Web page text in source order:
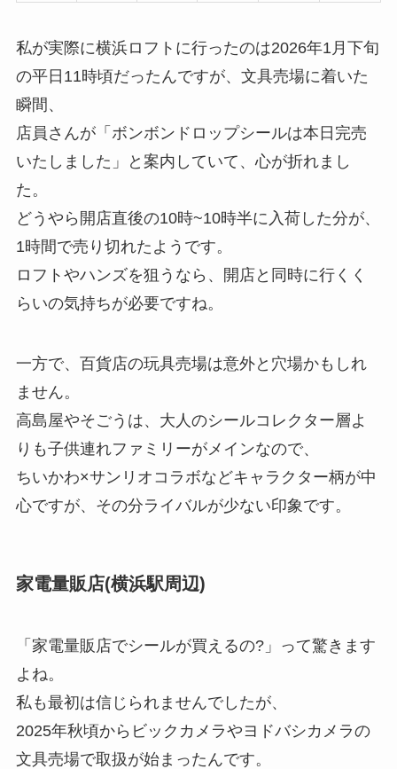
私が実際に横浜ロフトに行ったのは2026年1月下旬
の平日11時頃だったんですが、文具売場に着いた
瞬間、
店員さんが「ボンボンドロップシールは本日完売
いたしました」と案内していて、心が折れまし
た。
どうやら開店直後の10時~10時半に入荷した分が、
1時間で売り切れたようです。
ロフトやハンズを狙うなら、開店と同時に行くく
らいの気持ちが必要ですね。
一方で、百貨店の玩具売場は意外と穴場かもしれ
ません。
高島屋やそごうは、大人のシールコレクター層よ
りも子供連れファミリーがメインなので、
ちいかわ×サンリオコラボなどキャラクター柄が中
心ですが、その分ライバルが少ない印象です。
家電量販店(横浜駅周辺)
「家電量販店でシールが買えるの?」って驚きます
よね。
私も最初は信じられませんでしたが、
2025年秋頃からビックカメラやヨドバシカメラの
文具売場で取扱が始まったんです。